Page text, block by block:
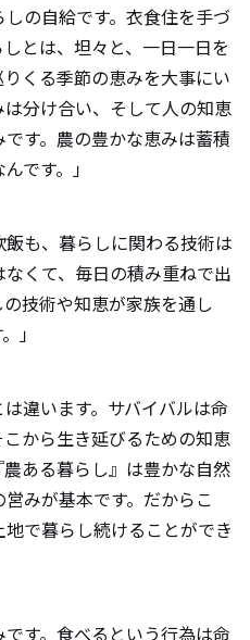
しの自給です。衣食住を手づ
とは、坦々と、一日一日を
くる季節の恵みを大事にい
分け合い、そして人の知恵
す。農の豊かな恵みは蓄積
です。」
飯も、暮らしに関わる技術は
くて、毎日の積み重ねで出
技術や知恵が家族を通し
」
違います。サバイバルは命
から生き延びるための知恵
ある暮らし』は豊かな自然
みが基本です。だからこ
で暮らし続けることができ
です。食べるという行為は命